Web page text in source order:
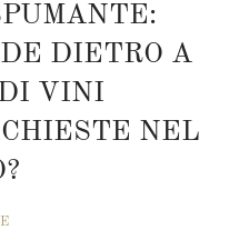
DIETRO A
VINI
NEL